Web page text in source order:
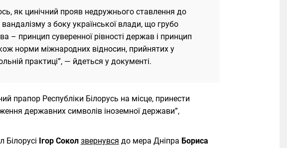
як цинічний прояв недружнього ставлення до
вандалізму з боку української влади, що грубо
– принцип суверенної рівності держав і принцип
норми міжнародних відносин, прийнятих у
практиці”, — йдеться у документі.
прапор Республіки Білорусь на місце, принести
державних символів іноземної держави”,
Білорусі Ігор Сокол звернувся до мера Дніпра Бориса